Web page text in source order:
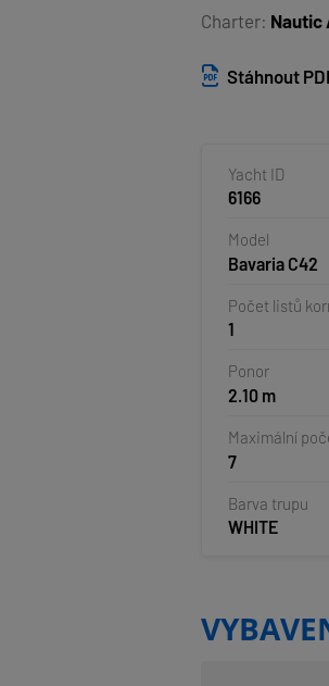
Charter: Nautic
Stáhnout
Yacht ID
6166
Model
Bavaria C42
Počet listů
1
Ponor
2.10 m
Maximální
7
Barva trupu
WHITE